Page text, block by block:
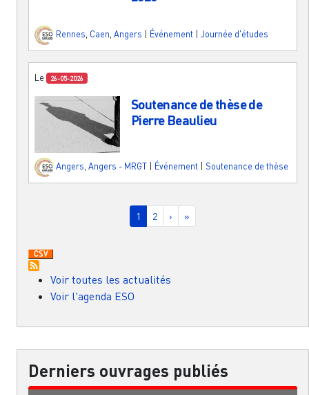
Rennes Caen Angers Événement Journée d'études
Le 26-05-2026
Soutenance de thèse de
Pierre Beaulieu
Angers Angers - MRGT Événement Soutenance de thèse
Page courante
1 Page
2 Page suivante
› Dernière page
»
Voir toutes les actualités
Voir l'agenda ESO
Derniers ouvrages publiés